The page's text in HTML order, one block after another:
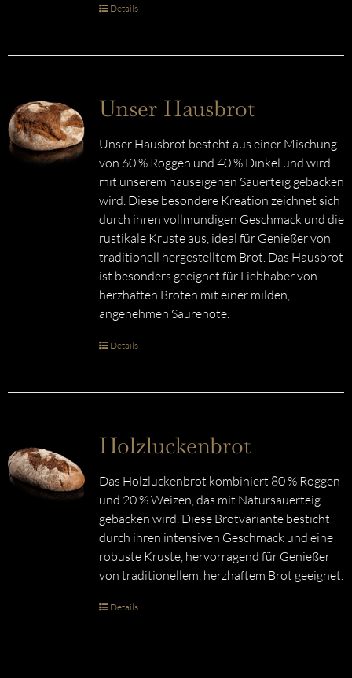
Details
Unser Hausbrot
Unser Hausbrot besteht aus einer Mischung
von 60 % Roggen und 40 % Dinkel und wird
mit unserem hauseigenen Sauerteig gebacken
wird. Diese besondere Kreation zeichnet sich
durch ihren vollmundigen Geschmack und die
rustikale Kruste aus, ideal für Genießer von
traditionell hergestelltem Brot. Das Hausbrot
ist besonders geeignet für Liebhaber von
herzhaften Broten mit einer milden,
angenehmen Säurenote.
Details
Holzluckenbrot
Das Holzluckenbrot kombiniert 80 % Roggen
und 20 % Weizen, das mit Natursauerteig
gebacken wird. Diese Brotvariante besticht
durch ihren intensiven Geschmack und eine
robuste Kruste, hervorragend für Genießer
von traditionellem, herzhaftem Brot geeignet.
Details